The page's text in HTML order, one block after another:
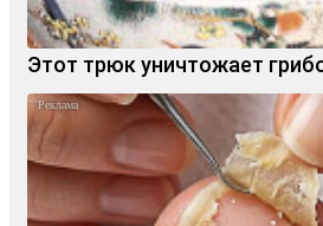
Этот трюк уничтожает